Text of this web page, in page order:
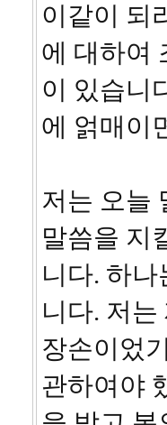
이같이 되
에 대하여
이 있습니
에 얽매이
저는 오늘
말씀을 지
니다. 하
니다. 저
장손이었
관하여야